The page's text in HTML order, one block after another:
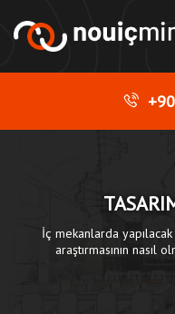
İç mekanlarda
araştırmasının